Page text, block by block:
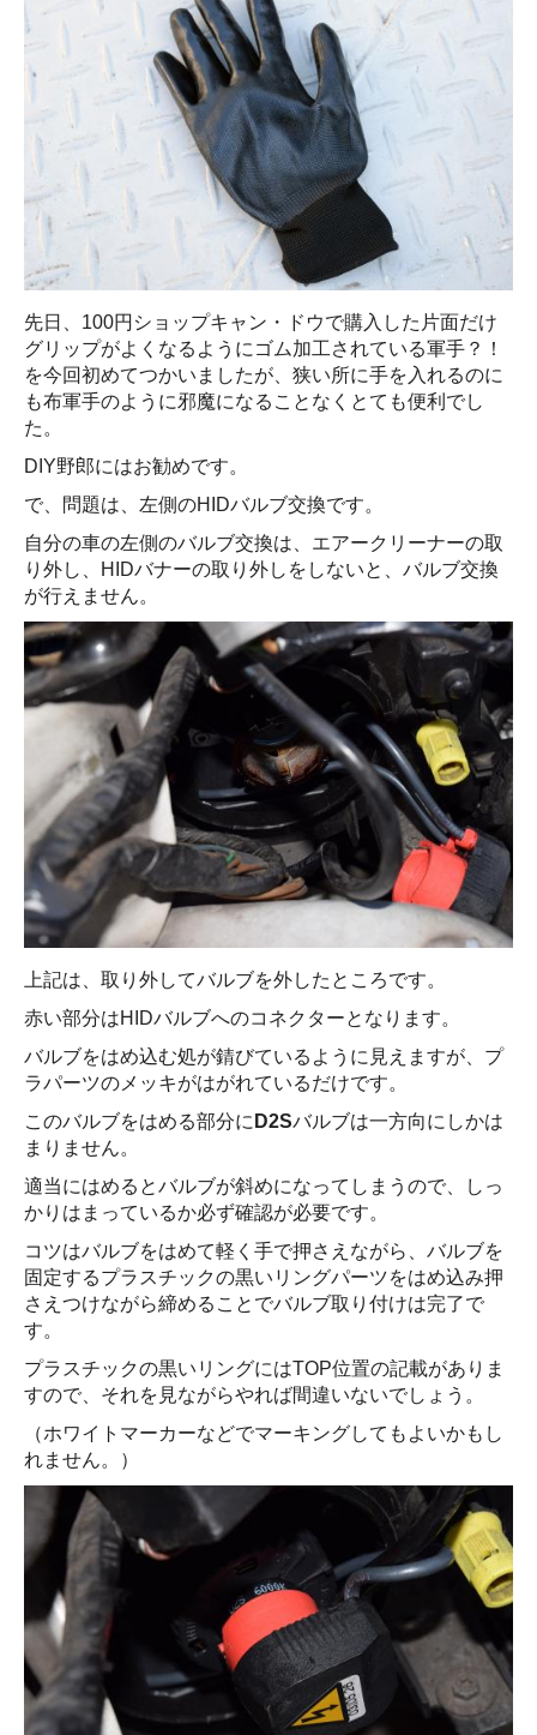
先日、100円ショップキャン・ドウで購入した片面だけ
グリップがよくなるようにゴム加工されている軍手？！
を今回初めてつかいましたが、狭い所に手を入れるのに
も布軍手のように邪魔になることなくとても便利でし
た。
DIY野郎にはお勧めです。
で、問題は、左側のHIDバルブ交換です。
自分の車の左側のバルブ交換は、エアークリーナーの取
り外し、HIDバナーの取り外しをしないと、バルブ交換
が行えません。
上記は、取り外してバルブを外したところです。
赤い部分はHIDバルブへのコネクターとなります。
バルブをはめ込む処が錆びているように見えますが、プ
ラパーツのメッキがはがれているだけです。
このバルブをはめる部分に D2Sバルブは一方向にしかは
まりません。
適当にはめるとバルブが斜めになってしまうので、しっ
かりはまっているか必ず確認が必要です。
コツはバルブをはめて軽く手で押さえながら、バルブを
固定するプラスチックの黒いリングパーツをはめ込み押
さえつけながら締めることでバルブ取り付けは完了で
す。
プラスチックの黒いリングにはTOP位置の記載がありま
すので、それを見ながらやれば間違いないでしょう。
（ホワイトマーカーなどでマーキングしてもよいかもし
れません。）